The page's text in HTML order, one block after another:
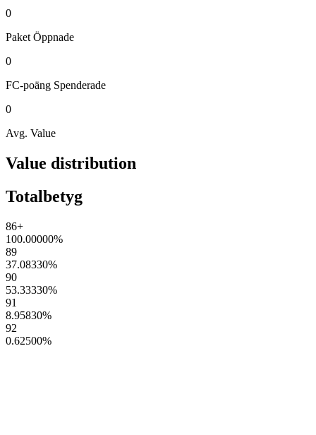
0
Paket Öppnade
0
FC-poäng Spenderade
0
Avg. Value
Value distribution
Totalbetyg
86+
100.00000%
89
37.08330%
90
53.33330%
91
8.95830%
92
0.62500%